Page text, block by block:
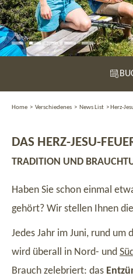
Home > Verschiedenes > News List > Herz-
DAS HERZ-JESU-
TRADITION UND
Haben Sie schon einmal
gehört? Wir stellen Ihnen
Jedes Jahr im Juni, rund um
wird überall in Nord- und
Brauch zelebriert: das